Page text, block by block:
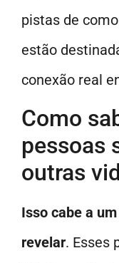
pistas de
estão
conexão real
Como
pessoas
outras
Isso cabe a
revelar. Esses